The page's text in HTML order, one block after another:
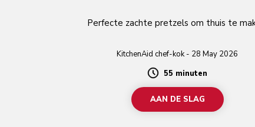
Perfecte zachte pretzels om thuis te
KitchenAid chef-kok - 28 May 2026
Duration
55 minuten
AAN DE SLAG